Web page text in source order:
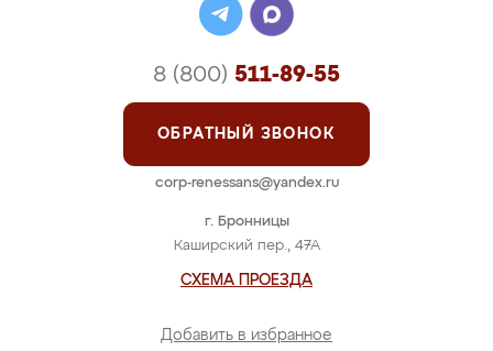
г. Бронницы
Каширский пер., 47А
СХЕМА ПРОЕЗДА
Добавить в избранное
8 (800) 511-89-55
ОБРАТНЫЙ ЗВОНОК
corp-renessans@yandex.ru